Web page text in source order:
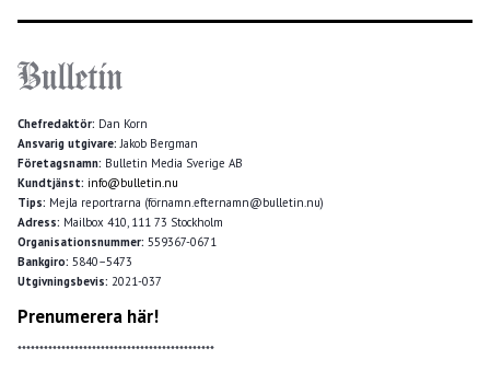
Chefredaktör: Dan Korn
Ansvarig utgivare:Jakob Bergman
Företagsnamn: Bulletin Media Sverige AB
Kundtjänst: info@bulletin.nu
Tips: Mejla reportrarna (förnamn.efternamn@bulletin.nu)
Adress: Mailbox 410, 111 73 Stockholm
Organisationsnummer: 559367-0671
Bankgiro: 5840–5473
Utgivningsbevis: 2021-037
Prenumerera här!
*********************************************